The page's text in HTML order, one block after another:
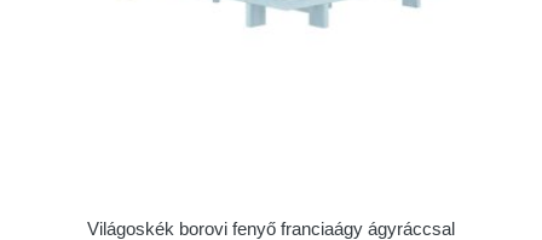
Világoskék borovi fenyő franciaágy ágyráccsal